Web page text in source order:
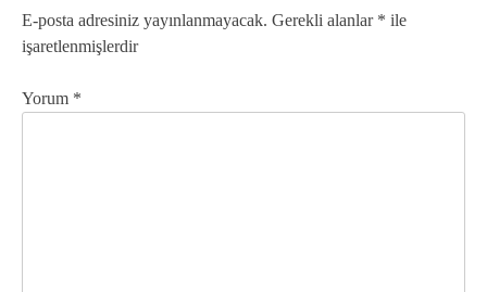
g
e
z
E-posta adresiniz yayınlanmayacak. Gerekli alanlar * ile
işaretlenmişlerdir
Yorum *